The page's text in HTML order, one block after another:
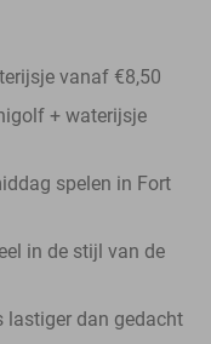
vanaf €8,50
+ waterijsje
spelen in Fort
in de stijl van de
lastiger dan gedacht